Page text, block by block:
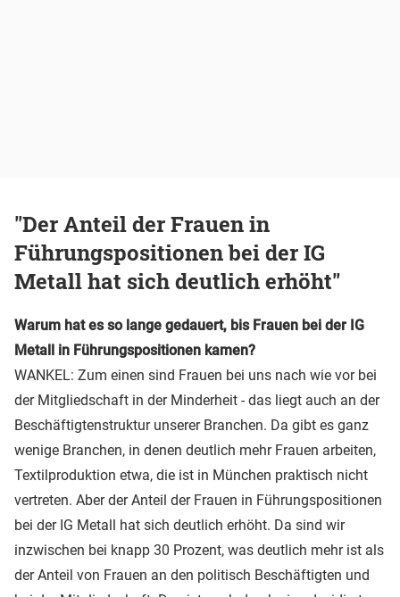
"Der Anteil der Frauen in
Führungspositionen bei der IG
Metall hat sich deutlich erhöht"
Warum hat es so lange gedauert, bis Frauen bei der IG
Metall in Führungspositionen kamen?
WANKEL: Zum einen sind Frauen bei uns nach wie vor bei
der Mitgliedschaft in der Minderheit - das liegt auch an der
Beschäftigtenstruktur unserer Branchen. Da gibt es ganz
wenige Branchen, in denen deutlich mehr Frauen arbeiten,
Textilproduktion etwa, die ist in München praktisch nicht
vertreten. Aber der Anteil der Frauen in Führungspositionen
bei der IG Metall hat sich deutlich erhöht. Da sind wir
inzwischen bei knapp 30 Prozent, was deutlich mehr ist als
der Anteil von Frauen an den politisch Beschäftigten und